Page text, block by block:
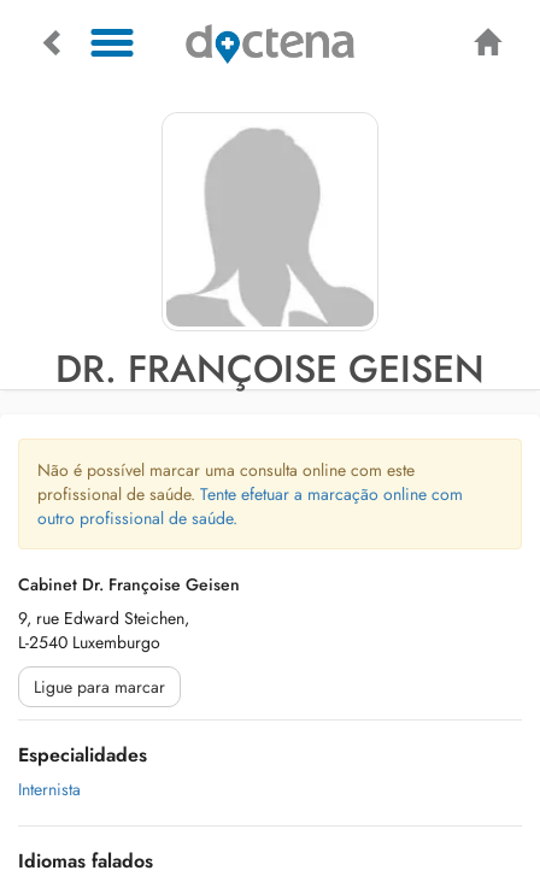
DR. FRANÇOISE GEISEN
Não é possível marcar uma consulta online com este
profissional de saúde. Tente efetuar a marcação online com
outro profissional de saúde.
Cabinet Dr. Françoise Geisen
9, rue Edward Steichen,
L-2540 Luxemburgo
Ligue para marcar
Especialidades
Internista
Idiomas falados